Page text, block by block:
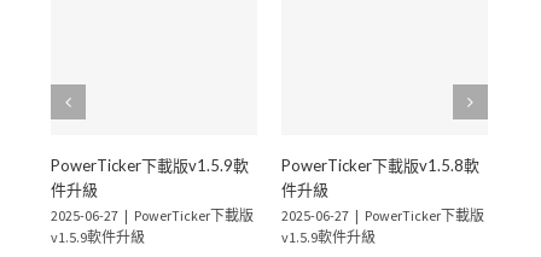
PowerTicker下載版v1.5.9軟
件升級
2025-06-27 | PowerTicker下載版
v1.5.9軟件升級
PowerTicker下載版v1.5.8軟
件升級
2025-06-27 | PowerTicker下載版
v1.5.9軟件升級